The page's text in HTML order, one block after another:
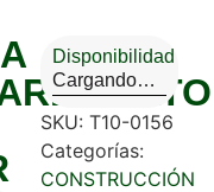
Disponibilidad
Cargando…
SKU: T10-0156
Categorías:
CONSTRUCCIÓN